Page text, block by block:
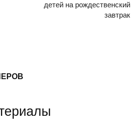
детей на рождественский
завтрак